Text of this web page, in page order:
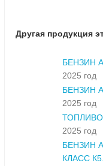
Другая продукция
БЕНЗИН
2025 год
БЕНЗИН
2025 год
2025 год
БЕНЗИН
КЛАСС